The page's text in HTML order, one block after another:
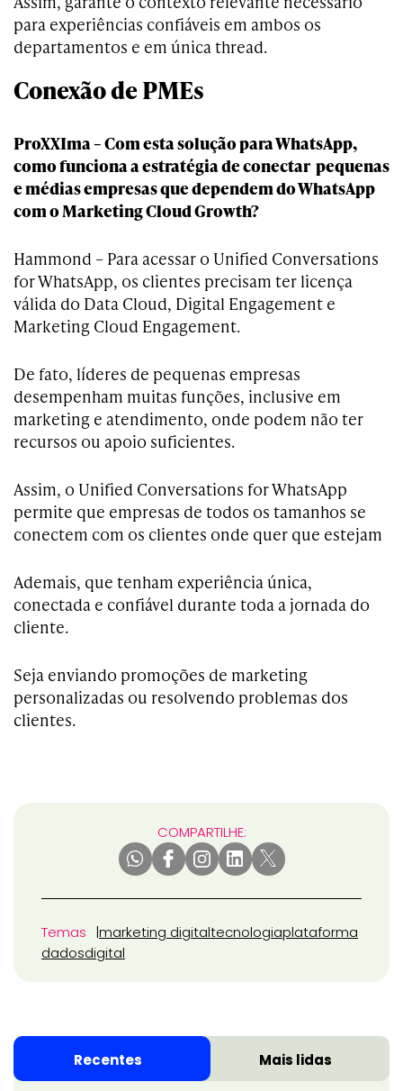
para experiências confiáveis em ambos os
departamentos e em única thread.
Conexão de PMEs
ProXXIma – Com esta solução para WhatsApp,
como funciona a estratégia de conectar pequenas
e médias empresas que dependem do WhatsApp
com o Marketing Cloud Growth?
Hammond – Para acessar o Unified Conversations
for WhatsApp, os clientes precisam ter licença
válida do Data Cloud, Digital Engagement e
Marketing Cloud Engagement.
De fato, líderes de pequenas empresas
desempenham muitas funções, inclusive em
marketing e atendimento, onde podem não ter
recursos ou apoio suficientes.
Assim, o Unified Conversations for WhatsApp
permite que empresas de todos os tamanhos se
conectem com os clientes onde quer que estejam
Ademais, que tenham experiência única,
conectada e confiável durante toda a jornada do
cliente.
Seja enviando promoções de marketing
personalizadas ou resolvendo problemas dos
clientes.
COMPARTILHE:
Temas marketing digitaltecnologiaplataforma
dadosdigital
Recentes Mais lidas